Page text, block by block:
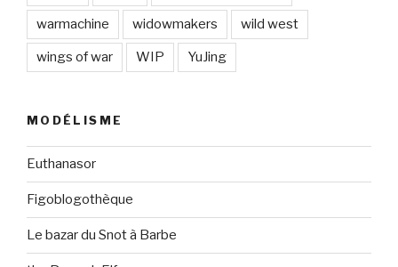
warmachine widowmakers wild west
wings of war WIP YuJing
MODÉLISME
Euthanasor
Figoblogothèque
Le bazar du Snot à Barbe